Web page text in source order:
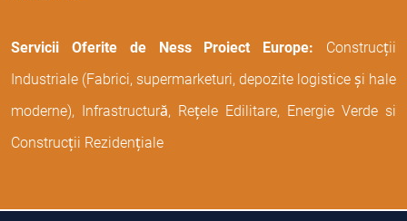
Servicii Oferite de Ness Proiect Europe: Construcții
Industriale (Fabrici, supermarketuri, depozite logistice și hale
moderne), Infrastructură, Rețele Edilitare, Energie Verde si
Construcții Rezidențiale